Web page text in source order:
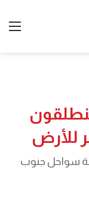
«أرتميس 2» ينطلقون
للأرض
سواحل جنوب